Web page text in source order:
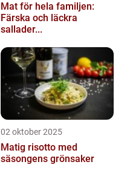
Mat för hela familjen:
Färska och läckra
sallader...
02 oktober 2025
Matig risotto med
säsongens grönsaker